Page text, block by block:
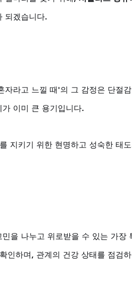
되겠습니다.
자라고 느낄 때'의 그 감정은 단절
이미 큰 용기입니다.
지키기 위한 현명하고 성숙한 태
을 나누고 위로받을 수 있는 가장
인하며, 관계의 건강 상태를 점검